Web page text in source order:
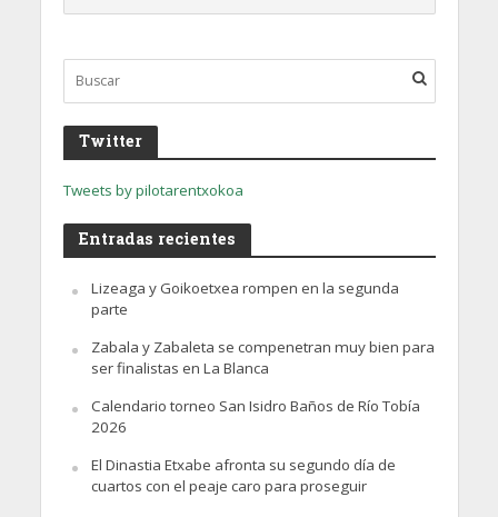
Twitter
Tweets by pilotarentxokoa
Entradas recientes
Lizeaga y Goikoetxea rompen en la segunda
parte
Zabala y Zabaleta se compenetran muy bien para
ser finalistas en La Blanca
Calendario torneo San Isidro Baños de Río Tobía
2026
El Dinastia Etxabe afronta su segundo día de
cuartos con el peaje caro para proseguir